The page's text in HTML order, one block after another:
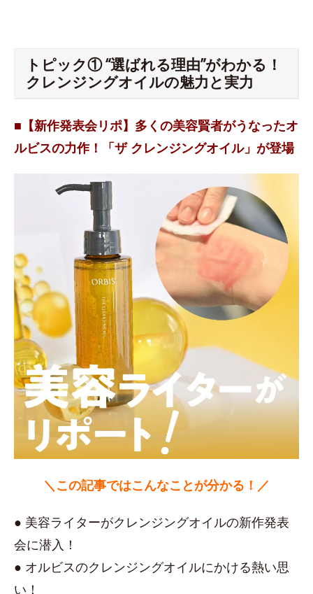
トピック① “選ばれる理由”がわかる！
クレンジングオイルの魅力と実力
■【新作発表会リポ】多くの美容賢者がうなったオ
ルビスの力作！「ザ クレンジングオイル」が登場
＼この記事ではこんなことが分かる！／
● 美容ライターがクレンジングオイルの新作発表
会に潜入！
● オルビスのクレンジングオイルにかける熱い思
い！